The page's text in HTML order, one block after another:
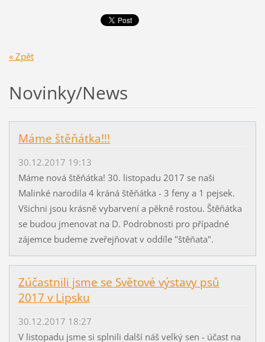
« Zpět
Novinky/News
Máme štěňátka!!!
30.12.2017 19:13
Máme nová štěňátka! 30. listopadu 2017 se naši
Malinké narodila 4 kráná štěňátka - 3 feny a 1 pejsek.
Všichni jsou krásně vybarvení a pěkně rostou. Štěňátka
se budou jmenovat na D. Podrobnosti pro případné
zájemce budeme zveřejňovat v oddíle "štěňata".
Zúčastnili jsme se Světové výstavy psů
2017 v Lipsku
30.12.2017 18:27
V listopadu jsme si splnili další náš velký sen - účast na